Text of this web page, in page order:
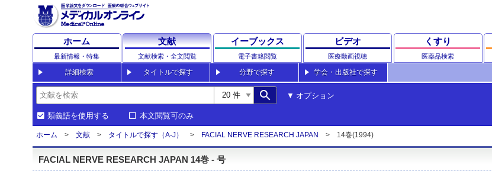
ホーム
最新情報・特集
文献
文献検索・全文閲覧
イーブックス
電子書籍閲覧
ビデオ
医療動画視聴
くすり
医薬品検索
詳細検索 タイトルで探す 分野で探す 学会・出版社で探す
search オプション
類義語を使用する 本文閲覧可のみ
ホーム 文献 タイトルで探す（A-J） FACIAL NERVE RESEARCH JAPAN 14巻(1994)
FACIAL NERVE RESEARCH JAPAN 14巻 - 号